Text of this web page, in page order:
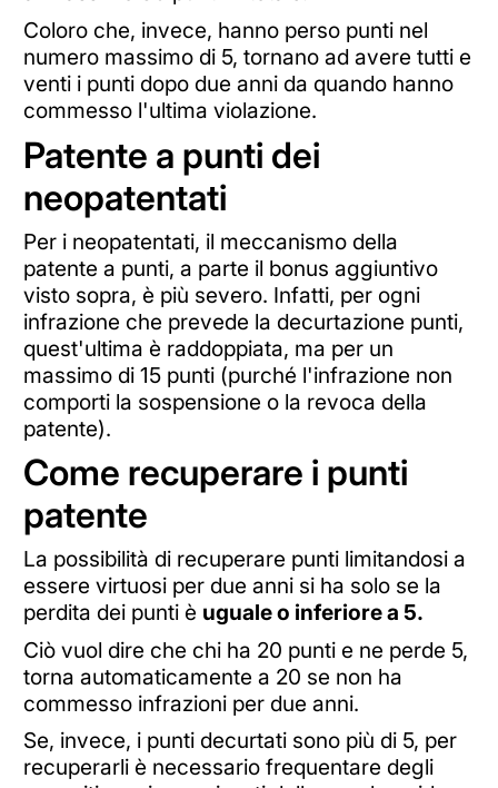
Coloro che, invece, hanno perso punti nel
numero massimo di 5, tornano ad avere tutti e
venti i punti dopo due anni da quando hanno
commesso l'ultima violazione.
Patente a punti dei
neopatentati
Per i neopatentati, il meccanismo della
patente a punti, a parte il bonus aggiuntivo
visto sopra, è più severo. Infatti, per ogni
infrazione che prevede la decurtazione punti,
quest'ultima è raddoppiata, ma per un
massimo di 15 punti (purché l'infrazione non
comporti la sospensione o la revoca della
patente).
Come recuperare i punti
patente
La possibilità di recuperare punti limitandosi a
essere virtuosi per due anni si ha solo se la
perdita dei punti è uguale o inferiore a 5.
Ciò vuol dire che chi ha 20 punti e ne perde 5,
torna automaticamente a 20 se non ha
commesso infrazioni per due anni.
Se, invece, i punti decurtati sono più di 5, per
recuperarli è necessario frequentare degli